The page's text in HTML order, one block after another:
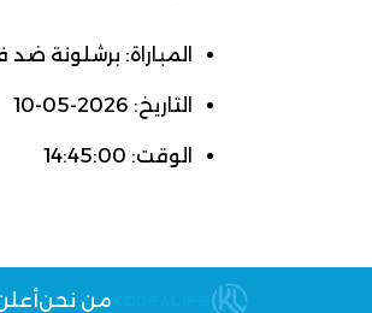
المباراة: برشلونة ضد
التاريخ: 2026-05-10
الوقت: 14:45:00
من نحن